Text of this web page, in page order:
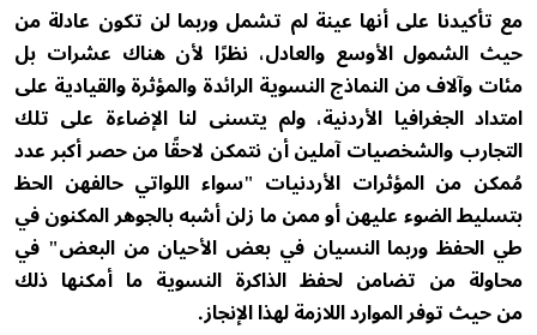
مع تأكيدنا على أنها عينة لم تشمل وربما لن تكون عادلة من
حيث الشمول الأوسع والعادل، نظرًا لأن هناك عشرات بل
مئات وآلاف من النماذج النسوية الرائدة والمؤثرة والقيادية على
امتداد الجغرافيا الأردنية، ولم يتسنى لنا الإضاءة على تلك
التجارب والشخصيات آملين أن نتمكن لاحقًا من حصر أكبر عدد
مُمكن من المؤثرات الأردنيات "سواء اللواتي حالفهن الحظ
بتسليط الضوء عليهن أو ممن ما زلن أشبه بالجوهر المكنون في
طي الحفظ وربما النسيان في بعض الأحيان من البعض" في
محاولة من تضامن لحفظ الذاكرة النسوية ما أمكنها ذلك
من حيث توفر الموارد اللازمة لهذا الإنجاز.